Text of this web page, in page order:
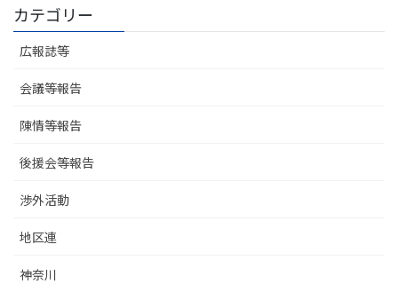
カテゴリー
広報誌等
会議等報告
陳情等報告
後援会等報告
渉外活動
地区連
神奈川